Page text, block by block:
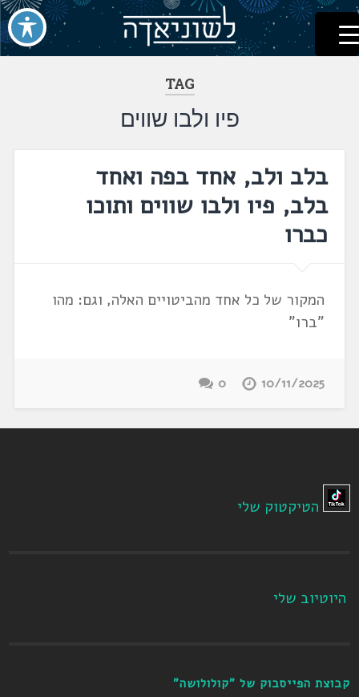
דלג
לתוכן
לשוניאדה
עברית. לשון. שפה
TAG
פיו ולבו שווים
בלב ולב, אחד בפה ואחד
בלב, פיו ולבו שווים ותוכו
כברו
המקור של כל אחד מהביטויים האלה, וגם: מהו
"ברו"
10/11/2025
0
הטיקטוק שלי
היוטיוב שלי
קבוצת הפייסבוק של "קולולושה"